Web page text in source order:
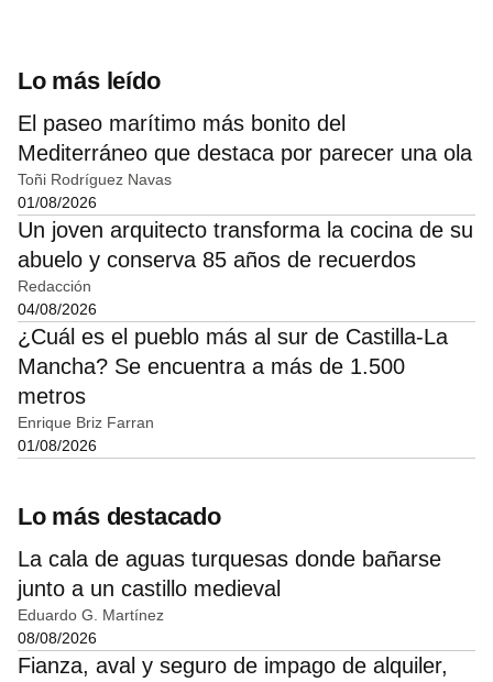
Lo más leído
El paseo marítimo más bonito del
Mediterráneo que destaca por parecer una ola
Toñi Rodríguez Navas
01/08/2026
Un joven arquitecto transforma la cocina de su
abuelo y conserva 85 años de recuerdos
Redacción
04/08/2026
¿Cuál es el pueblo más al sur de Castilla-La
Mancha? Se encuentra a más de 1.500
metros
Enrique Briz Farran
01/08/2026
Lo más destacado
La cala de aguas turquesas donde bañarse
junto a un castillo medieval
Eduardo G. Martínez
08/08/2026
Fianza, aval y seguro de impago de alquiler,